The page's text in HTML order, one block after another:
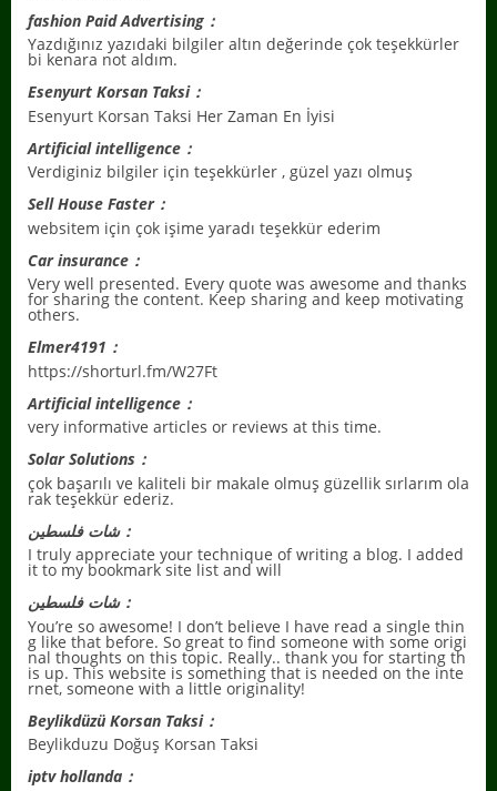
fashion Paid Advertising：
Yazdığınız yazıdaki bilgiler altın değerinde çok teşekkürler
bi kenara not aldım.
Esenyurt Korsan Taksi：
Esenyurt Korsan Taksi Her Zaman En İyisi
Artificial intelligence：
Verdiginiz bilgiler için teşekkürler , güzel yazı olmuş
Sell House Faster：
websitem için çok işime yaradı teşekkür ederim
Car insurance：
Very well presented. Every quote was awesome and thanks
for sharing the content. Keep sharing and keep motivating
others.
Elmer4191：
https://shorturl.fm/W27Ft
Artificial intelligence：
very informative articles or reviews at this time.
Solar Solutions：
çok başarılı ve kaliteli bir makale olmuş güzellik sırlarım ola
rak teşekkür ederiz.
شات فلسطين：
I truly appreciate your technique of writing a blog. I added
it to my bookmark site list and will
شات فلسطين：
You’re so awesome! I don’t believe I have read a single thin
g like that before. So great to find someone with some origi
nal thoughts on this topic. Really.. thank you for starting th
is up. This website is something that is needed on the inte
rnet, someone with a little originality!
Beylikdüzü Korsan Taksi：
Beylikduzu Doğuş Korsan Taksi
iptv hollanda：